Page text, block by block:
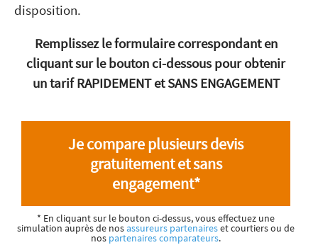
disposition.
Remplissez le formulaire correspondant en
cliquant sur le bouton ci-dessous pour obtenir
un tarif RAPIDEMENT et SANS ENGAGEMENT
Je compare plusieurs devis
gratuitement et sans
engagement*
* En cliquant sur le bouton ci-dessus, vous effectuez une
simulation auprès de nosassureurs partenaireset courtiers ou de
nos partenaires comparateurs.